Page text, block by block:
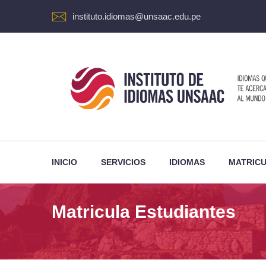
instituto.idiomas@unsaac.edu.pe
INICIO SERVICIOS IDIOMAS
Matricula Estudiantes